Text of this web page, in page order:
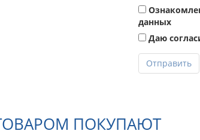
данных
Даю
Отправить
ПОКУПАЮТ